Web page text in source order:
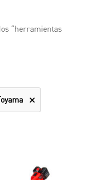
“herramientas